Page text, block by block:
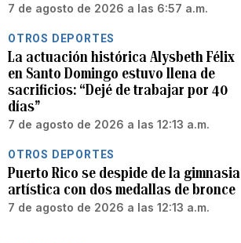
7 de agosto de 2026 a las 6:57 a.m.
OTROS DEPORTES
La actuación histórica Alysbeth Félix
en Santo Domingo estuvo llena de
sacrificios: “Dejé de trabajar por 40
días”
7 de agosto de 2026 a las 12:13 a.m.
OTROS DEPORTES
Puerto Rico se despide de la gimnasia
artística con dos medallas de bronce
7 de agosto de 2026 a las 12:13 a.m.